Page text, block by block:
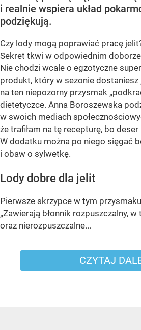
i realnie wspiera układ
podziękują.
Czy lody mogą poprawiać pracę
Sekret tkwi w odpowiednim
Nie chodzi wcale o egzotyczne
produkt, który w sezonie dostaniesz
na ten niepozorny przysmak
dietetyczce. Anna Boroszewska
w swoich mediach
że trafiłam na tę recepturę, bo
W dodatku można po niego sięgać
i obaw o sylwetkę.
Lody dobre dla jelit
Pierwsze skrzypce w tym
„Zawierają błonnik rozpuszczalny, w
oraz nierozpuszczalne...
CZYTAJ